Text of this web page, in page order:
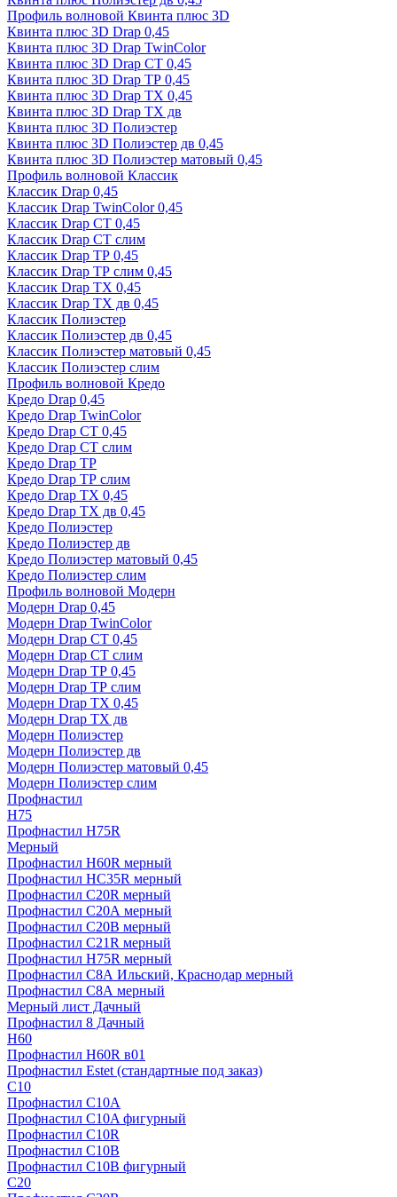
Профиль волновой Квинта плюс 3D
Квинта плюс 3D Drap 0,45
Квинта плюс 3D Drap TwinColor
Квинта плюс 3D Drap СТ 0,45
Квинта плюс 3D Drap ТР 0,45
Квинта плюс 3D Drap ТХ 0,45
Квинта плюс 3D Drap ТХ дв
Квинта плюс 3D Полиэстер
Квинта плюс 3D Полиэстер дв 0,45
Квинта плюс 3D Полиэстер матовый 0,45
Профиль волновой Классик
Классик Drap 0,45
Классик Drap TwinColor 0,45
Классик Drap СТ 0,45
Классик Drap СТ слим
Классик Drap ТР 0,45
Классик Drap ТР слим 0,45
Классик Drap ТХ 0,45
Классик Drap ТХ дв 0,45
Классик Полиэстер
Классик Полиэстер дв 0,45
Классик Полиэстер матовый 0,45
Классик Полиэстер слим
Профиль волновой Кредо
Кредо Drap 0,45
Кредо Drap TwinColor
Кредо Drap СТ 0,45
Кредо Drap СТ слим
Кредо Drap ТР
Кредо Drap ТР слим
Кредо Drap ТХ 0,45
Кредо Drap ТХ дв 0,45
Кредо Полиэстер
Кредо Полиэстер дв
Кредо Полиэстер матовый 0,45
Кредо Полиэстер слим
Профиль волновой Модерн
Модерн Drap 0,45
Модерн Drap TwinColor
Модерн Drap СТ 0,45
Модерн Drap СТ слим
Модерн Drap ТР 0,45
Модерн Drap ТР слим
Модерн Drap ТХ 0,45
Модерн Drap ТХ дв
Модерн Полиэстер
Модерн Полиэстер дв
Модерн Полиэстер матовый 0,45
Модерн Полиэстер слим
Профнастил
H75
Профнастил H75R
Мерный
Профнастил H60R мерный
Профнастил HC35R мерный
Профнастил С20R мерный
Профнастил С20А мерный
Профнастил С20В мерный
Профнастил С21R мерный
Профнастил Н75R мерный
Профнастил С8А Ильский, Краснодар мерный
Профнастил С8А мерный
Мерный лист Дачный
Профнастил 8 Дачный
Н60
Профнастил H60R в01
Профнастил Estet (стандартные под заказ)
C10
Профнастил С10A
Профнастил С10A фигурный
Профнастил С10R
Профнастил С10В
Профнастил С10В фигурный
C20